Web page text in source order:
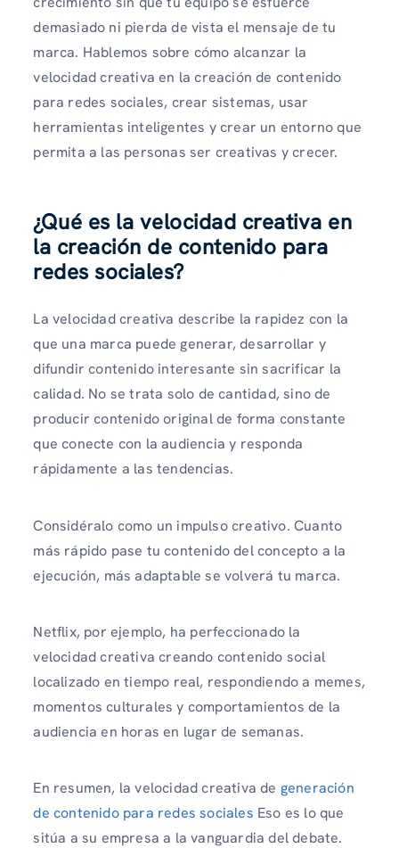
demasiado ni pierda de vista el mensaje de tu
marca. Hablemos sobre cómo alcanzar la
velocidad creativa en la creación de contenido
para redes sociales, crear sistemas, usar
herramientas inteligentes y crear un entorno que
permita a las personas ser creativas y crecer.
¿Qué es la velocidad creativa en
la creación de contenido para
redes sociales?
La velocidad creativa describe la rapidez con la
que una marca puede generar, desarrollar y
difundir contenido interesante sin sacrificar la
calidad. No se trata solo de cantidad, sino de
producir contenido original de forma constante
que conecte con la audiencia y responda
rápidamente a las tendencias.
Considéralo como un impulso creativo. Cuanto
más rápido pase tu contenido del concepto a la
ejecución, más adaptable se volverá tu marca.
Netflix, por ejemplo, ha perfeccionado la
velocidad creativa creando contenido social
localizado en tiempo real, respondiendo a memes,
momentos culturales y comportamientos de la
audiencia en horas en lugar de semanas.
En resumen, la velocidad creativa de generación
de contenido para redes sociales Eso es lo que
sitúa a su empresa a la vanguardia del debate.